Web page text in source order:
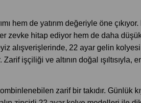
hem de yatırım değeriyle öne çıkıyor.
zevke hitap ediyor hem de daha
alışverişlerinde, 22 ayar gelin
işçiliği ve altının doğal
zarif bir takıdır.